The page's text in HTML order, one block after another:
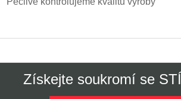
Získejte soukromí se